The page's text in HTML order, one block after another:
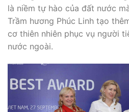
hơn 20 nước trên thế giới. Tại
Phúc Linh đã thuyết phục được
được giải đặc biệt. Giải thưởng
là niềm tự hào của đất nước
Trầm hương Phúc Linh tạo
cơ thiên nhiên phục vụ người
nước ngoài.